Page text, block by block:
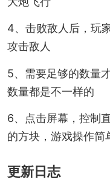
4、击败敌人后，玩
攻击敌人
5、需要足够的数量
数量都是不一样的
6、点击屏幕，控制
的方块，游戏操作简
更新日志